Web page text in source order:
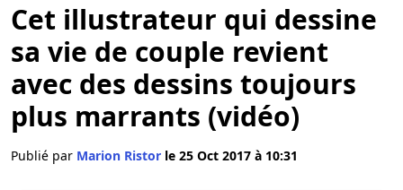
Cet illustrateur qui dessine
sa vie de couple revient
avec des dessins toujours
plus marrants (vidéo)
Publié par Marion Ristor le 25 Oct 2017 à 10:31